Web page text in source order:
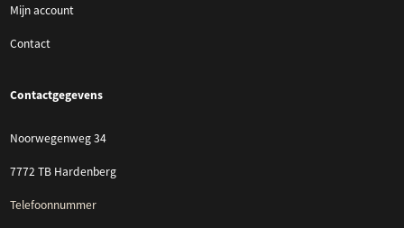
Mijn account
Contact
Contactgegevens
Noorwegenweg 34
7772 TB Hardenberg
Telefoonnummer